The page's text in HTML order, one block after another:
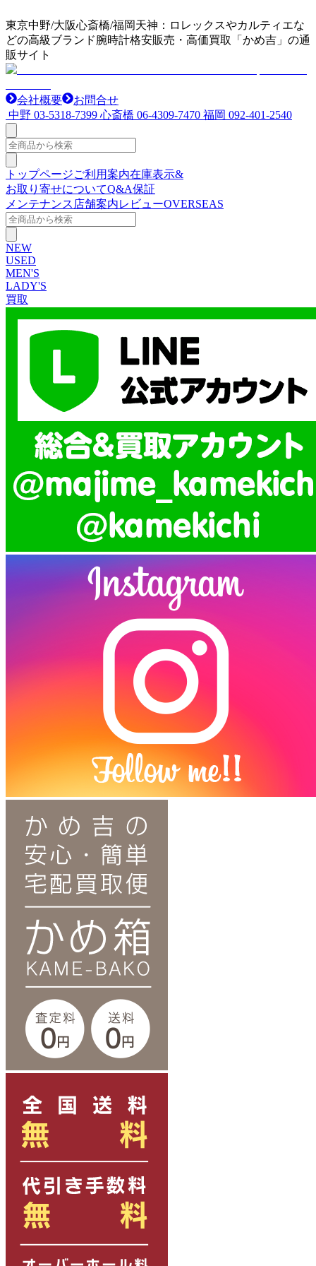
東京中野/大阪心斎橋/福岡天神：ロレックスやカルティエな
どの高級ブランド腕時計格安販売・高価買取「かめ吉」の通
販サイト
会社概要
お問合せ
中野 03-5318-7399 心斎橋 06-4309-7470 福岡 092-401-2540
トップページご利用案内在庫表示&
お取り寄せについてQ&A保証
メンテナンス 店舗案内レビューOVERSEAS
NEW
USED
MEN'S
LADY'S
買取